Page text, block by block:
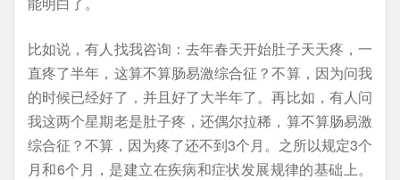
比如说，有人找我咨询：去年春天开始肚子天天疼，一
直疼了半年，这算不算肠易激综合征？不算，因为问我
的时候已经好了，并且好了大半年了。再比如，有人问
我这两个星期老是肚子疼，还偶尔拉稀，算不算肠易激
综合征？不算，因为疼了还不到3个月。之所以规定3个
月和6个月，是建立在疾病和症状发展规律的基础上。